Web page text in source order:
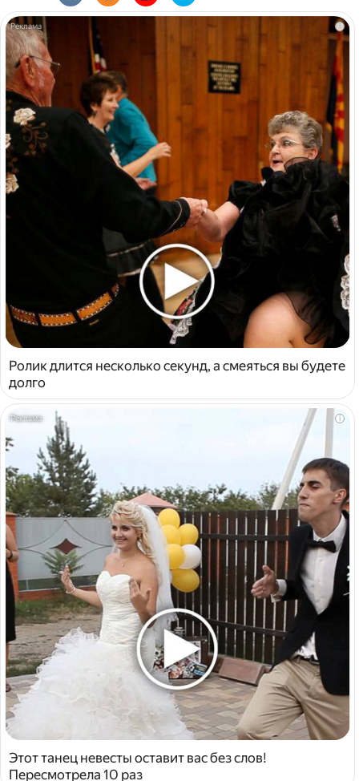
i
Ролик длится несколько секунд, а смеяться вы будете
долго
i
Этот танец невесты оставит вас без слов!
Пересмотрела 10 раз